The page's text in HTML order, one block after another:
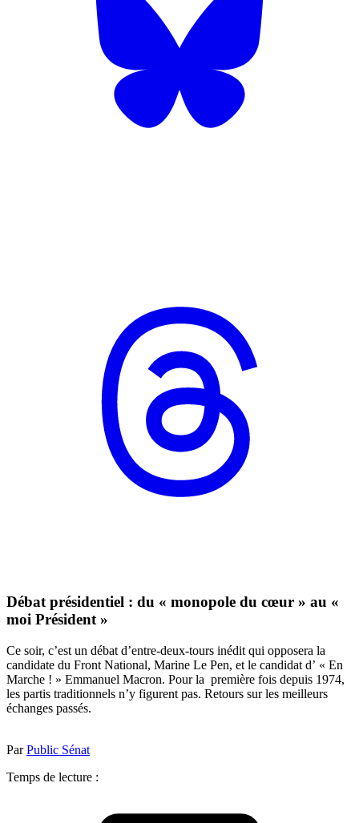
Débat présidentiel : du « monopole du cœur » au «
moi Président »
Ce soir, c’est un débat d’entre-deux-tours inédit qui opposera la
candidate du Front National, Marine Le Pen, et le candidat d’ « En
Marche ! » Emmanuel Macron. Pour la première fois depuis 1974,
les partis traditionnels n’y figurent pas. Retours sur les meilleurs
échanges passés.
ParPublic Sénat
Temps de lecture :